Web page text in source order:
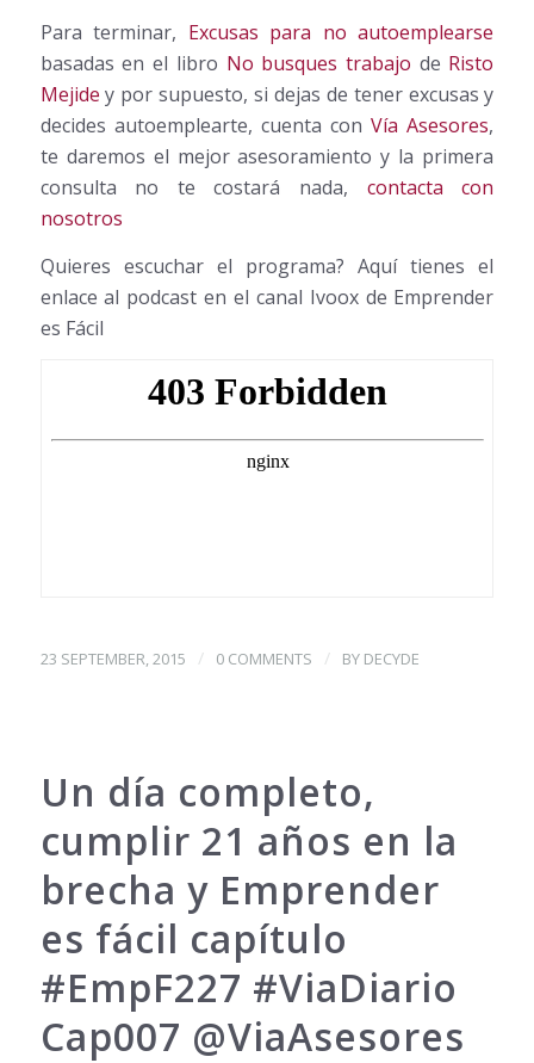
Para terminar, Excusas para no autoemplearse
basadas en el libro No busques trabajo de Risto
Mejide y por supuesto, si dejas de tener excusas y
decides autoemplearte, cuenta conVía Asesores,
te daremos el mejor asesoramiento y la primera
consulta no te costará nada, contacta con
nosotros
Quieres escuchar el programa? Aquí tienes el
enlace al podcast en el canal Ivoox de Emprender
es Fácil
23 SEPTEMBER, 2015 / 0 COMMENTS / BY DECYDE
Un día completo,
cumplir 21 años en la
brecha y Emprender
es fácil capítulo
#EmpF227 #ViaDiario
Cap007 @ViaAsesores